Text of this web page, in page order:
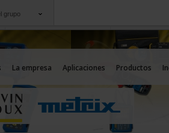
grupo
Una oferta a su servicio
Internacional
Nuestras
La empresa Aplicaciones Productos